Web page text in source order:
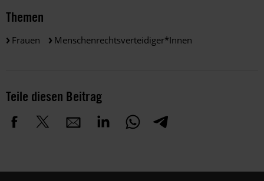
Themen
Frauen Menschenrechtsverteidiger*innen
Teile diesen Beitrag